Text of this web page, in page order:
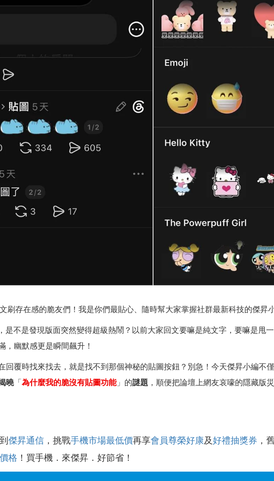
存在感的脆友們！我是你們最貼心、隨時幫大家掌握社群最新科技的傑昇小
是不是發現版面突然變得超級熱鬧？以前大家回文要嘛是純文字，要嘛是甩
，幽默感更是瞬間飆升！
回覆時找來找去，就是找不到那個神秘的貼圖按鈕？別急！今天傑昇小編不
曉「 為什麼我的脆沒有貼圖功能」的謎題 ，順便把論壇上網友哀嚎的隱藏版
傑昇通信 ，挑戰手機市場最低價再享會員尊榮好康及好禮抽獎券 ，
格 ！買手機．來傑昇．好節省！